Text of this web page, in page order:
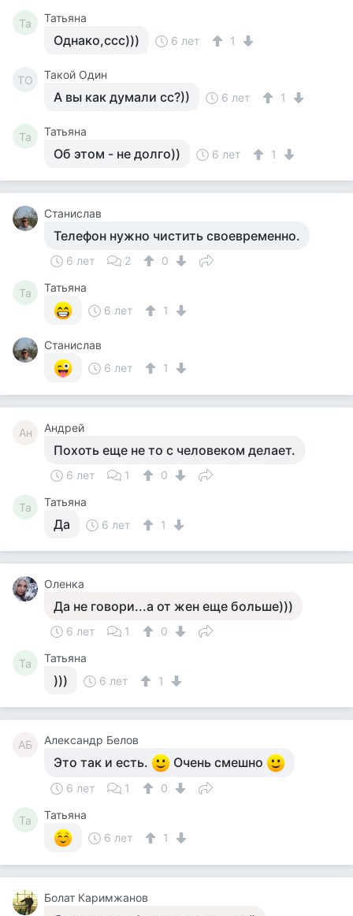
Та Татьяна
Однако,ссс))) 6 лет 1
ТО Такой Один
А вы как думали сс?)) 6 лет 1
Та Татьяна
Об этом - не долго)) 6 лет 1
Станислав
Телефон нужно чистить своевременно.
6 лет 2 0
Та
Татьяна
6 лет
1
Станислав
6 лет
1
Ан Андрей
Похоть еще не то с человеком делает.
6 лет 1 0
Та Татьяна
Да 6 лет 1
Оленка
Да не говори...а от жен еще больше)))
6 лет 1 0
Та Татьяна
))) 6 лет 1
АБ Александр Белов
Это так и есть. Очень смешно
6 лет 1 0
Та
Татьяна
6 лет
1
Болат Каримжанов